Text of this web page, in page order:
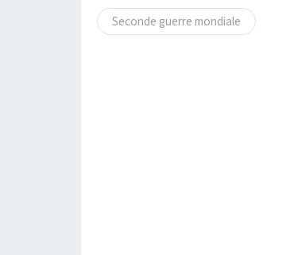
Seconde guerre mondiale